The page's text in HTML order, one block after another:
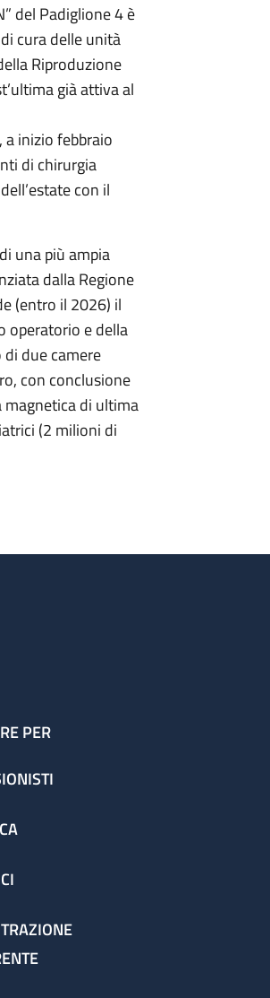
del Padiglione 4 è
cura delle unità
Riproduzione
già attiva al
inizio febbraio
di chirurgia
con il
una più ampia
dalla Regione
(entro il 2026) il
operatorio e della
due camere
con conclusione
magnetica di ultima
(2 milioni di
PER